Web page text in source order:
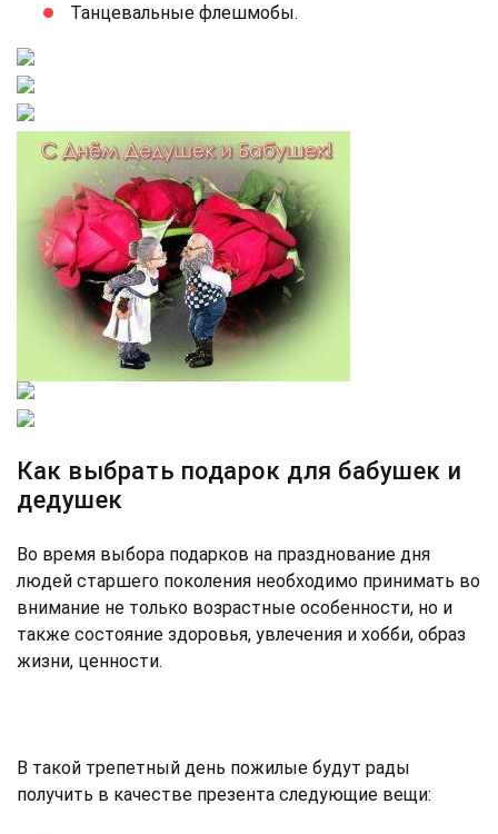
Танцевальные флешмобы.
Как выбрать подарок для бабушек и
дедушек
Во время выбора подарков на празднование дня
людей старшего поколения необходимо принимать во
внимание не только возрастные особенности, но и
также состояние здоровья, увлечения и хобби, образ
жизни, ценности.
В такой трепетный день пожилые будут рады
получить в качестве презента следующие вещи: